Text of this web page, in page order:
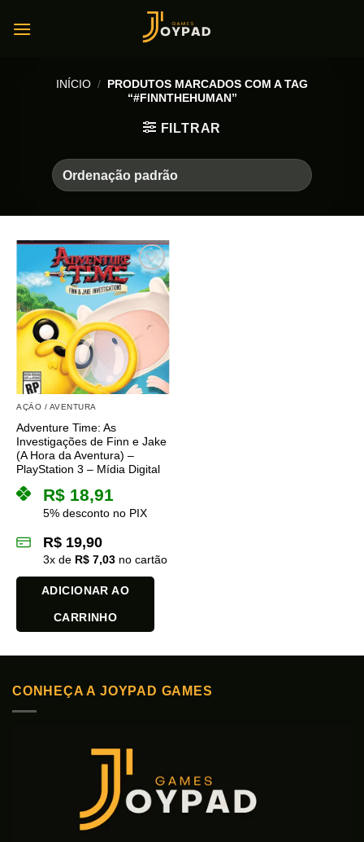
INÍCIO / PRODUTOS MARCADOS COM A TAG
“#FINNTHEHUMAN”
FILTRAR
AÇÃO / AVENTURA
Adventure Time: As
Investigações de Finn e Jake
(A Hora da Aventura) –
PlayStation 3 – Mídia Digital
R$ 18,91
5% desconto no PIX
R$ 19,90
3x de R$ 7,03 no cartão
ADICIONAR AO
CARRINHO
CONHEÇA A JOYPAD GAMES